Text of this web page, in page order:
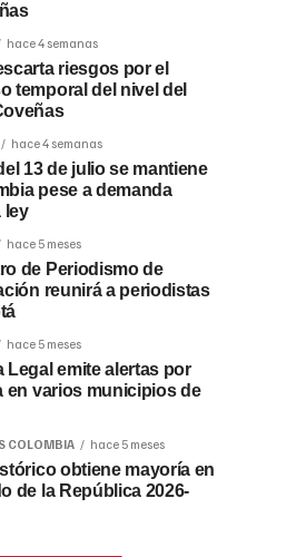
hace 4 semanas
riesgos por el
temporal del nivel del
hace 4 semanas
13 de julio se mantiene
pese a demanda
ley
hace 5 meses
de Periodismo de
reunirá a periodistas
hace 5 meses
Legal emite alertas por
en varios municipios de
COLOMBIA hace 5 meses
obtiene mayoría en
de la República 2026-